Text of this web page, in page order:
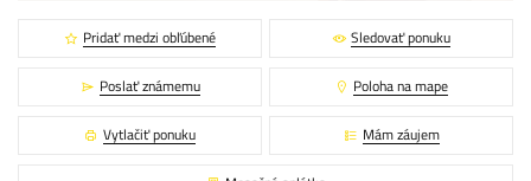
Pridať medzi obľúbené Sledovať ponuku
Poslať známemu Poloha na mape
Vytlačiť ponuku Mám záujem